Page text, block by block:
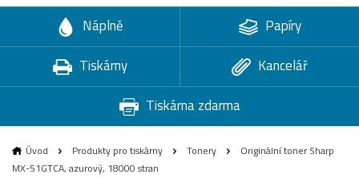
Náplně
Papíry
Tiskárny
Kancelář
Tiskárna zdarma
Úvod Produkty pro tiskárny Tonery
Originální toner Sharp
MX-51GTCA, azurový, 18000 stran